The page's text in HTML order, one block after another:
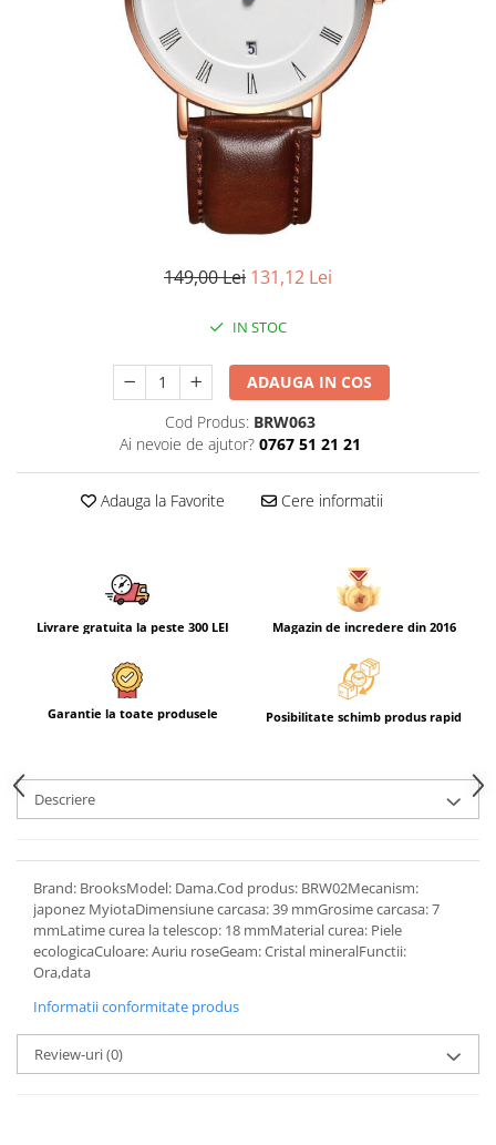
149,00 Lei 131,12 Lei
IN STOC
ADAUGA IN COS
Cod Produs: BRW063
Ai nevoie de ajutor? 0767 51 21 21
Adauga la Favorite Cere informatii
Livrare gratuita la peste 300 LEI Magazin de incredere din 2016
Garantie la toate produsele Posibilitate schimb produs rapid
Descriere
Brand: BrooksModel: Dama.Cod produs: BRW02Mecanism:
japonez MyiotaDimensiune carcasa: 39 mmGrosime carcasa: 7
mmLatime curea la telescop: 18 mmMaterial curea: Piele
ecologicaCuloare: Auriu roseGeam: Cristal mineralFunctii:
Ora,data
Informatii conformitate produs
Review-uri(0)